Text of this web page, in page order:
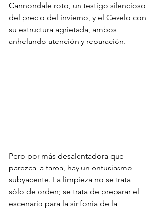
Cannondale roto, un testigo silencioso
del precio del invierno, y el Cevelo con
su estructura agrietada, ambos
anhelando atención y reparación.
Pero por más desalentadora que
parezca la tarea, hay un entusiasmo
subyacente. La limpieza no se trata
sólo de orden; se trata de preparar el
escenario para la sinfonía de la